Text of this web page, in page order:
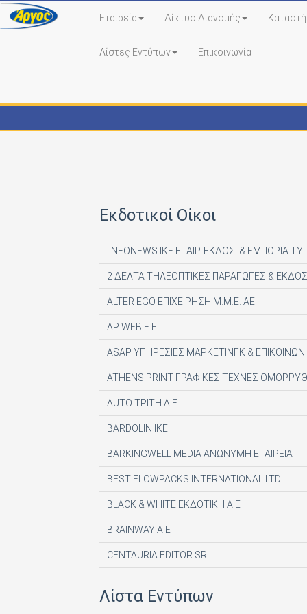
Εταιρεία Δίκτυο Διανομής
Λίστες Εντύπων Επικοινωνία
Εκδοτικοί Οίκοι
INFONEWS ΙΚΕ ΕΤΑΙΡ. ΕΚΔΟΣ. & ΕΜΠΟΡΙΑ
2 ΔΕΛΤΑ ΤΗΛΕΟΠΤΙΚΕΣ ΠΑΡΑΓΩΓΕΣ &
ALTER EGO ΕΠΙΧΕΙΡΗΣΗ Μ.Μ.Ε. ΑΕ
AP WEB Ε Ε
ASAP ΥΠΗΡΕΣΙΕΣ ΜΑΡΚΕΤΙΝΓΚ &
ATHENS PRINT ΓΡΑΦΙΚΕΣ ΤΕΧΝΕΣ
AUTO ΤΡΙΤΗ Α.Ε
BARDOLIN ΙΚΕ
BARKINGWELL MEDIA ΑΝΩΝΥΜΗ ΕΤΑΙΡΕΙΑ
BEST FLOWPACKS INTERNATIONAL LTD
BLACK & WHITE ΕΚΔΟΤΙΚΗ Α.Ε
BRAINWAY A.E
CENTAURIA EDITOR SRL
Λίστα Εντύπων